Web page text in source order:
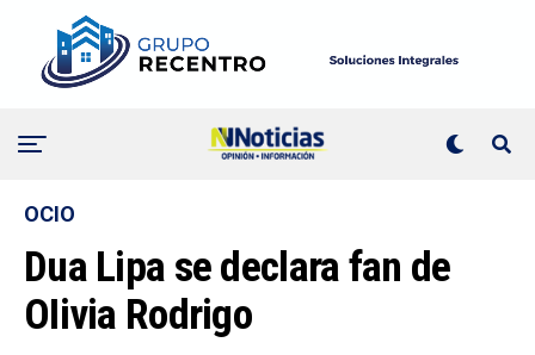
OCIO
Dua Lipa se declara fan de
OIivia Rodrigo